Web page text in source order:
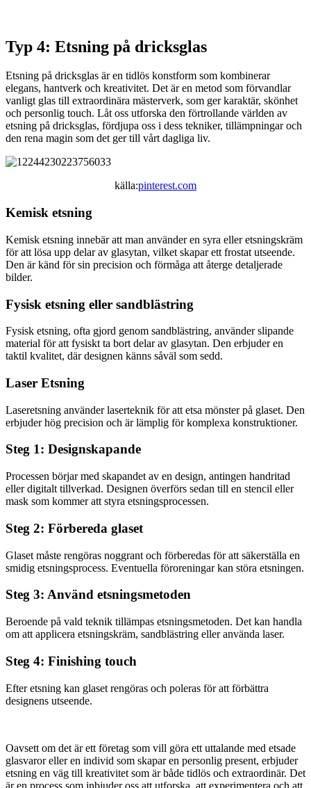
Typ 4: Etsning på dricksglas
Etsning på dricksglas är en tidlös konstform som kombinerar
elegans, hantverk och kreativitet. Det är en metod som förvandlar
vanligt glas till extraordinära mästerverk, som ger karaktär, skönhet
och personlig touch. Låt oss utforska den förtrollande världen av
etsning på dricksglas, fördjupa oss i dess tekniker, tillämpningar och
den rena magin som det ger till vårt dagliga liv.
källa:pinterest.com
Kemisk etsning
Kemisk etsning innebär att man använder en syra eller etsningskräm
för att lösa upp delar av glasytan, vilket skapar ett frostat utseende.
Den är känd för sin precision och förmåga att återge detaljerade
bilder.
Fysisk etsning eller sandblästring
Fysisk etsning, ofta gjord genom sandblästring, använder slipande
material för att fysiskt ta bort delar av glasytan. Den erbjuder en
taktil kvalitet, där designen känns såväl som sedd.
Laser Etsning
Laseretsning använder laserteknik för att etsa mönster på glaset. Den
erbjuder hög precision och är lämplig för komplexa konstruktioner.
Steg 1: Designskapande
Processen börjar med skapandet av en design, antingen handritad
eller digitalt tillverkad. Designen överförs sedan till en stencil eller
mask som kommer att styra etsningsprocessen.
Steg 2: Förbereda glaset
Glaset måste rengöras noggrant och förberedas för att säkerställa en
smidig etsningsprocess. Eventuella föroreningar kan störa etsningen.
Steg 3: Använd etsningsmetoden
Beroende på vald teknik tillämpas etsningsmetoden. Det kan handla
om att applicera etsningskräm, sandblästring eller använda laser.
Steg 4: Finishing touch
Efter etsning kan glaset rengöras och poleras för att förbättra
designens utseende.
Oavsett om det är ett företag som vill göra ett uttalande med etsade
glasvaror eller en individ som skapar en personlig present, erbjuder
etsning en väg till kreativitet som är både tidlös och extraordinär. Det
är en process som inbjuder oss att utforska, att experimentera och att